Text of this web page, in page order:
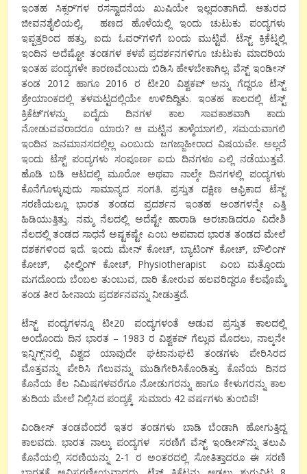
ಇಂತಹ ಸಿಕ್ಸರ್’ಗಳ ರಸಸ್ವಾದನೆಯ ಖುಷಿಯೇ ಇಲ್ಲದಂತಾಗಿದೆ. ಆತುರದ
ಜೀವನಶೈಲಿಯಲ್ಲಿ,ಹಣದ ಹೊಳೆಯಲ್ಲಿ ಇಂದು ಚುಟುಕು ಪಂದ್ಯಗಳು
ಇಪ್ಪತ್ತರಿಂದ ಹತ್ತು, ಐದು ಓವರ್’ಗಳಿಗೆ ಬಂದು ಮುಟ್ಟಿವೆ. ಟೆಸ್ಟ್ ಕ್ರಿಕೆಟ್ನಲ್ಲಿ
ಇಂದಿನ ಅದೆಷ್ಟೋ ತಂಡಗಳ ಕಳಪೆ ಪ್ರದರ್ಶನಗಳಿಗೂ ಚುಟುಕು ಮಾದರಿಯ
ಇಂತಹ ಪಂದ್ಯಗಳೇ ಕಾರಣವೆಂಬುದು ಬಿಡಿಸಿ ಹೇಳಬೇಕಾಗಿಲ್ಲ. ವೆಸ್ಟ್ ಇಂಡೀಸ್
ತಂಡ 2012 ಹಾಗೂ 2016 ರ ಟೀ20 ವಿಶ್ವಕಪ್ ಅನ್ನು ಗೆದ್ದರೂ ಟೆಸ್ಟ್
ಶ್ರೇಯಾಂಕದಲ್ಲಿ ತಳಮಟ್ಟದಲ್ಲಿಯೇ ಉಳಿದಿದ್ದಿತು. ಇಂತಹ ಕಾಲದಲ್ಲಿ ಟೆಸ್ಟ್
ಕ್ರಿಕೆಟ್’ಗಳನ್ನು ಐದೈದು ದಿನಗಳ ಕಾಲ ಸಾವಕಾಶವಾಗಿ ಕಾದು
ನೋಡುವವರಾದರೂ ಯಾರು? ಆ ಮಟ್ಟಿನ ತಾಳ್ಮೆಯಾಗಲಿ, ಸಮಯವಾಗಲಿ
ಇಂದಿನ ಜನಮಾನಸದಲ್ಲಿಲ್ಲ ಎಂಬುದು ಜಗಜ್ಜಾಹೀರಾದ ವಿಷಯವೇ. ಅಲ್ಲದೆ
ಇಂದು ಟೆಸ್ಟ್ ಪಂದ್ಯಗಳು ಸಂಪೂರ್ಣ ಐದು ದಿನಗಳೂ ಎಲ್ಲಿ ನಡೆಯುತ್ತವೆ.
ಹೊಡಿ ಬಡಿ ಆಟದಲ್ಲಿ ಮೂರೋ ಅಥವಾ ನಾಲ್ಕೇ ದಿನಗಳಲ್ಲಿ ಪಂದ್ಯಗಳು
ಕೊನೆಗೊಳ್ಳುವುದು ಸಾಮಾನ್ಯದ ಸಂಗತಿ.
ಪ್ರಸ್ತುತ ದಕ್ಷಿಣ ಆಫ್ರಿಕಾದ ಟೆಸ್ಟ್
ಸರಣಿಯಲ್ಲೂ ಭಾರತ ತಂಡದ ಪ್ರದರ್ಶನ ಇಂತಹ ಅಂಶಗಳನ್ನೇ ಎತ್ತಿ
ಹಿಡಿಯುತ್ತಿತ್ತು. ನಮ್ಮ ನೆಲದಲ್ಲಿ ಅದೆಷ್ಟೇ ಹಾರಾಡಿ ಅರಚಾಡಿದರೂ ವಿದೇಶಿ
ನೆಲದಲ್ಲಿ ತಂಡದ ಸಾಧನೆ ಅಷ್ಟಕಷ್ಟೇ ಎಂಬ ಅಪವಾದ ಭಾರತ ತಂಡದ ಮೇಲೆ
ದಶಕಗಳಿಂದ ಇದೆ. ಇಂದು ಮೇನ್ ಕೋಚ್,ಬ್ಯಾಟಿಂಗ್ ಕೋಚ್, ಬೌಲಿಂಗ್
ಕೋಚ್, ಫೀಲ್ಡಿಂಗ್ ಕೋಚ್, Physiotherapistಎಂಬ ಮತ್ತೊಂದು
ಮಗದೊಂದು ಬೆಂಬಲ ತುಂಬುವ, ದಾರಿ ತೋರುವ ಹಲವರಿದ್ದರೂ ಕೆಲವೊಮ್ಮೆ
ತಂಡ ತೀರ ಹೀನಾಯ ಪ್ರದರ್ಶನವನ್ನು ನೀಡುತ್ತದೆ.
ಟೆಸ್ಟ್ ಪಂದ್ಯಗಳನ್ನೂ ಟೀ20 ಪಂದ್ಯಗಳಂತೆ ಆಡುವ ಪ್ರಸ್ತುತ ಕಾಲದಲ್ಲಿ
ಅಂದೊಂದು ದಿನ ಭಾರತ – 1983 ರ ವಿಶ್ವಕಪ್ ಗೆಲ್ಲುವ ಮೊದಲು, ನಾಲ್ಕನೇ
ಇನ್ನಿಗ್ಸ್’ನಲ್ಲಿ ವಿಶ್ವದ ಯಾವುದೇ ಘಟಾನುಘಟಿ ತಂಡಗಳು ಪೇರಿಸಿರದ
ಮೊತ್ತವನ್ನು ಪೇರಿಸಿ ಗೆಲುವನ್ನು ಮುಡಿಗೇರಿಸಿಕೊಂಡಿತ್ತು. ಕೊನೆಯ ದಿನದ
ಕೊನೆಯ ಕೆಲ ನಿಮಿಷಗಳವರೆಗೂ ನೋಡುಗರನ್ನು ಹಾಗೂ ಕೇಳುಗರನ್ನು ಕಾಲ
ತುದಿಯ ಮೇಲೆ ನಿಲ್ಲಿಸಿದ ಪಂದ್ಯಕ್ಕೆ ಸುಮಾರು 42 ವರ್ಷಗಳು ತುಂಬಿವೆ!
ವಿಂಡೀಸ್ ತಂಡವೆಂದರೆ ಇತರ ತಂಡಗಳು ಬಾಡಿ ಬೆಂಡಾಗಿ ಹೋಗುತ್ತಿದ್ದ
ಕಾಲವದು. ಭಾರತ ನಾಲ್ಕು ಪಂದ್ಯಗಳ ಸರಣಿಗೆ ವೆಸ್ಟ್ ಇಂಡೀಸ್’ನ್ನು ತಲುಪಿ
ಕೊನೆಯಲ್ಲಿ ಸರಣಿಯನ್ನು 2-1
ರ ಅಂತರದಲ್ಲಿ ಸೋತಿತ್ತಾದರೂ ಈ ಸರಣಿ